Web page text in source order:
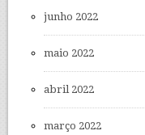
junho 2022
maio 2022
abril 2022
março 2022